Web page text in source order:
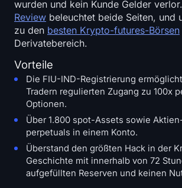
wurden und kein Kunde Gelder
Review beleuchtet beide Seiten, und
zu den besten Krypto-futures-Börsen
Derivatebereich.
Vorteile
Die FIU-IND-Registrierung
Tradern regulierten Zugang zu 100x
Optionen.
Über 1.800 spot-Assets sowie
perpetuals in einem Konto.
Überstand den größten Hack in der
Geschichte mit innerhalb von 72
aufgefüllten Reserven und keinen